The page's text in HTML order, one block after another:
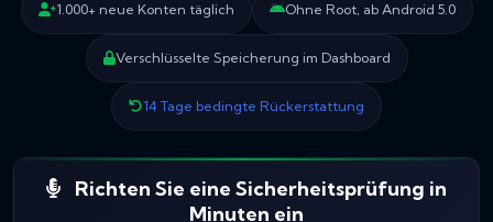
1.000+ neue Konten täglich Ohne Root, ab Android 5.0
Verschlüsselte Speicherung im Dashboard
14 Tage bedingte Rückerstattung
Richten Sie eine Sicherheitsprüfung in
Minuten ein